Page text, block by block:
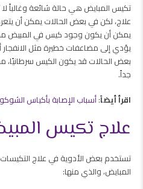
تكيس المبايض هي حالة شائعة وغالباً
علاج، لكن في بعض الحالات يمكن أن
يمكن أن يكون وجود كيس في المبيض
يؤدي إلى مضاعفات خطيرة مثل الانفجار
بعض الحالات قد يكون الكيس سرطانيًا،
جداً.
اقرأ أيضاً:أسباب الإصابة بأكياس
علاج تكيس
تستخدم بعض الأدوية في علاج
المبايض، والذي منها: